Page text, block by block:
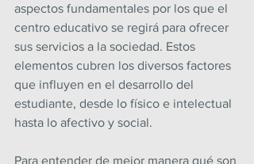
aspectos fundamentales por los que el
centro educativo se regirá para ofrecer
sus servicios a la sociedad. Estos
elementos cubren los diversos factores
que influyen en el desarrollo del
estudiante, desde lo físico e intelectual
hasta lo afectivo y social.
Para entender de mejor manera qué son